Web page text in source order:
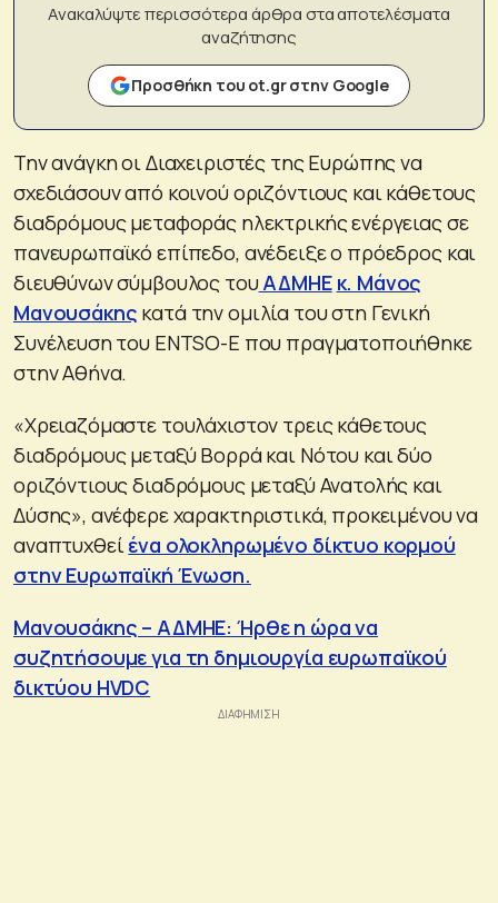
Ανακαλύψτε περισσότερα άρθρα στα αποτελέσματα
αναζήτησης
Προσθήκη του ot.gr στην Google
Την ανάγκη οι Διαχειριστές της Ευρώπης να
σχεδιάσουν από κοινού οριζόντιους και κάθετους
διαδρόμους μεταφοράς ηλεκτρικής ενέργειας σε
πανευρωπαϊκό επίπεδο, ανέδειξε ο πρόεδρος και
διευθύνων σύμβουλος τουΑΔΜΗΕ κ. Μάνος
Μανουσάκης κατά την ομιλία του στη Γενική
Συνέλευση του ENTSO-E που πραγματοποιήθηκε
στην Αθήνα.
«Χρειαζόμαστε τουλάχιστον τρεις κάθετους
διαδρόμους μεταξύ Βορρά και Νότου και δύο
οριζόντιους διαδρόμους μεταξύ Ανατολής και
Δύσης», ανέφερε χαρακτηριστικά, προκειμένου να
αναπτυχθεί ένα ολοκληρωμένο δίκτυο κορμού
στην Ευρωπαϊκή Ένωση.
Μανουσάκης – ΑΔΜΗΕ: Ήρθε η ώρα να
συζητήσουμε για τη δημιουργία ευρωπαϊκού
δικτύου HVDC